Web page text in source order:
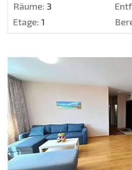
Räume: 3
Etage: 1